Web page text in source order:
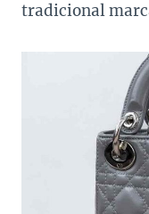
tradicional